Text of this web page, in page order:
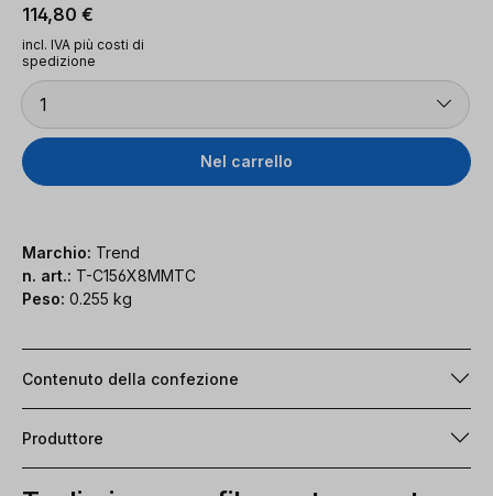
Prezzo normale:
114,80 €
incl. IVA più costi di
spedizione
Quantità
1
Nel carrello
Marchio: Trend
n. art.: T-C156X8MMTC
Peso: 0.255 kg
Contenuto della confezione
Produttore